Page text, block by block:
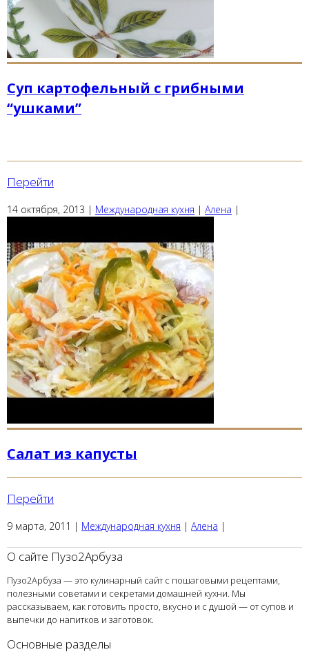
Суп картофельный с грибными
“ушками”
Перейти
14 октября, 2013 | Международная кухня | Алена |
Салат из капусты
Перейти
9 марта, 2011 | Международная кухня | Алена |
О сайте Пузо2Арбуза
Пузо2Арбуза — это кулинарный сайт с пошаговыми рецептами,
полезными советами и секретами домашней кухни. Мы
рассказываем, как готовить просто, вкусно и с душой — от супов и
выпечки до напитков и заготовок.
Основные разделы